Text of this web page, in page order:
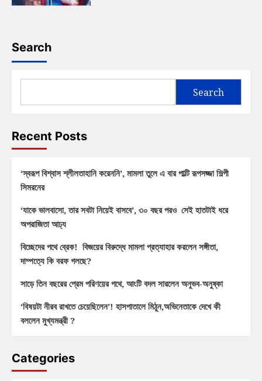
Search
Search
Recent Posts
‘স্বরূপ বিশ্বাস শ্লীলতাহানি করেননি’, মামলা তুলে এ বার পাল্টি রূপসজ্জা শিল্পী
সিমরনের
‘যাকে ভালবাসো, তার সবটা নিয়েই বাসবে’, ৩০ বছর পরও সেই হাতটাই ধরে
অপরাজিতা আঢ্য
বিচ্ছেদের পথে ব্রেক! বিজয়ের বিরুদ্ধে মামলা প্রত্যাহার করলেন সঙ্গীতা,
দাম্পত্যে কি বরফ গলছে?
সাড়ে তিন বছরের প্রেম পরিণয়ের পথে, আংটি বদল সারলেন অনুভব-অনুষ্কা
‘বিষয়টা নীরব রাখতে চেয়েছিলেন’! হাসপাতালে মিঠুন,অভিনেতাকে দেখে কী
বললেন মুখ্যমন্ত্রী ?
Categories